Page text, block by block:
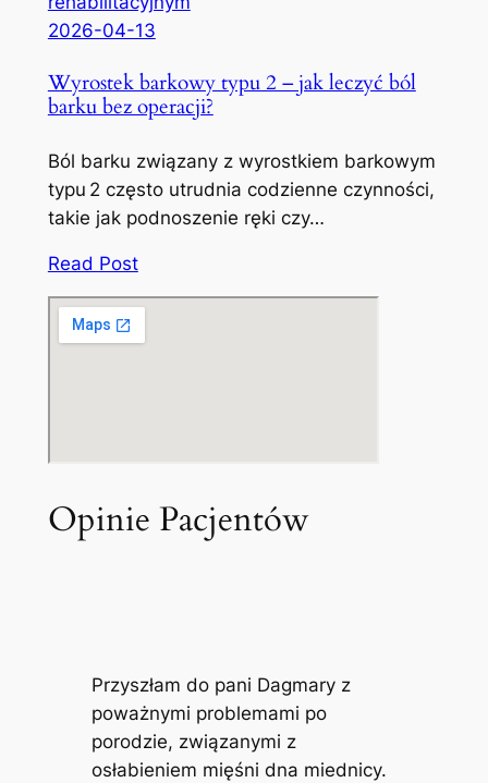
2026-04-13
Wyrostek barkowy typu 2 – jak leczyć ból
barku bez operacji?
Ból barku związany z wyrostkiem barkowym
typu 2 często utrudnia codzienne czynności,
takie jak podnoszenie ręki czy…
Read Post
Opinie Pacjentów
Przyszłam do pani Dagmary z
poważnymi problemami po
porodzie, związanymi z
osłabieniem mięśni dna miednicy.